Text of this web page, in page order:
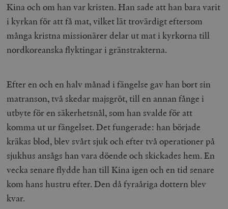
Kina och om han var kristen. Han sade att han bara varit
i kyrkan för att få mat, vilket lät trovärdigt eftersom
många kristna missionärer delar ut mat i kyrkorna till
nordkoreanska flyktingar i gränstrakterna.
Efter en och en halv månad i fängelse gav han bort sin
matranson, två skedar majsgröt, till en annan fånge i
utbyte för en säkerhetsnål, som han svalde för att
komma ut ur fängelset. Det fungerade: han började
kräkas blod, blev svårt sjuk och efter två operationer på
sjukhus ansågs han vara döende och skickades hem. En
vecka senare flydde han till Kina igen och en tid senare
kom hans hustru efter. Den då fyraåriga dottern blev
kvar.